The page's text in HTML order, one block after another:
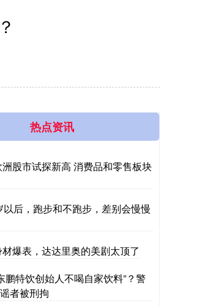
热点资讯
股市试探新高 消费品和零售板块
后，跑步和不跑步，差别会慢慢
爆表，达达里奥的美剧太顶了
鹏特饮创始人不喝自家饮料”？警
者被刑拘